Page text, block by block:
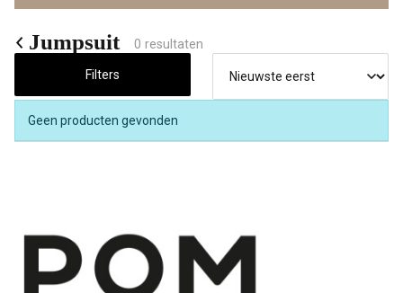
V-
mode
Jumpsuit 0 resultaten
Filters
Geen producten gevonden